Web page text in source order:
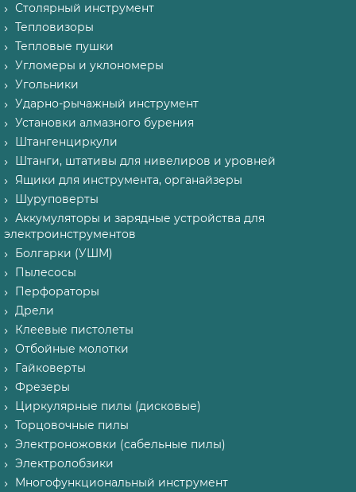
Столярный инструмент
Тепловизоры
Тепловые пушки
Угломеры и уклономеры
Угольники
Ударно-рычажный инструмент
Установки алмазного бурения
Штангенциркули
Штанги, штативы для нивелиров и уровней
Ящики для инструмента, органайзеры
Шуруповерты
Аккумуляторы и зарядные устройства для
электроинструментов
Болгарки (УШМ)
Пылесосы
Перфораторы
Дрели
Клеевые пистолеты
Отбойные молотки
Гайковерты
Фрезеры
Циркулярные пилы (дисковые)
Торцовочные пилы
Электроножовки (сабельные пилы)
Электролобзики
Многофункциональный инструмент